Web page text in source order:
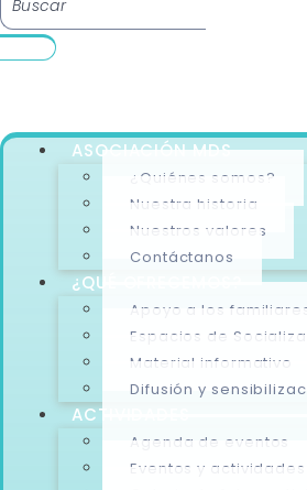
ASOCIACIÓN MDS
¿Quiénes somos?
Nuestra historia
Nuestros valores
Contáctanos
¿QUÉ OFRECEMOS?
Apoyo a los
Espacios de
Material informativo
Difusión y
ACTIVIDADES
Agenda de eventos
Eventos y actividades